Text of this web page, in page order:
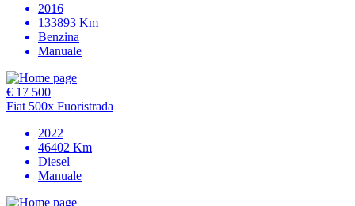
2016
133893 Km
Benzina
Manuale
€ 17 500
Fiat 500x Fuoristrada
2022
46402 Km
Diesel
Manuale